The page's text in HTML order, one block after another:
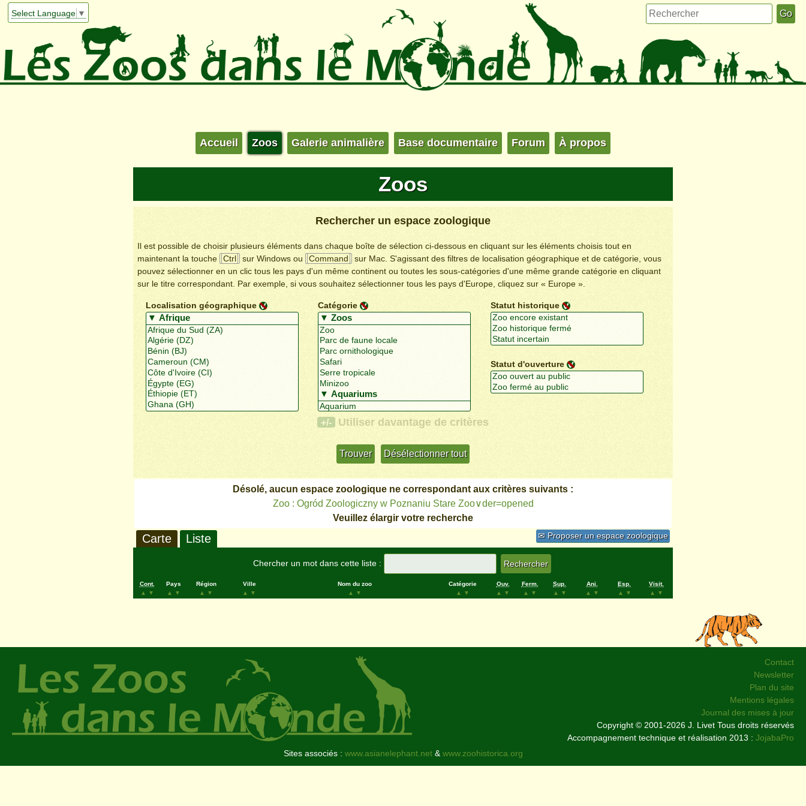
Select Language ▼
Accueil Zoos Galerie animalière Base documentaire Forum À propos
Zoos
Rechercher un espace zoologique
Il est possible de choisir plusieurs éléments dans chaque boîte de sélection ci-dessous en cliquant sur les éléments choisis tout en
maintenant la touche
Ctrl sur Windows ou Command
sur Mac. S'agissant des filtres de localisation géographique et de catégorie, vous
pouvez sélectionner en un clic tous les pays d'un même continent ou toutes les sous-catégories d'une même grande catégorie en cliquant
sur le titre correspondant. Par exemple, si vous souhaitez sélectionner tous les pays d'Europe, cliquez sur « Europe ».
Localisation géographique Catégorie Statut historique
Statut d'ouverture
+/- Utiliser davantage de critères
Désolé, aucun espace zoologique ne correspondant aux critères suivants :
Zoo : Ogród Zoologiczny w Poznaniu Stare Zoo∨der=opened
Veuillez élargir votre recherche
✉ Proposer un espace zoologique
Carte Liste
Chercher un mot dans cette liste :
Cont.
▲
▼
Pays
▲
▼
Région
▲
▼
Ville
▲
▼
Nom du zoo
▲
▼
Catégorie
▲
▼
Ouv.
▲
▼
Ferm.
▲
▼
Sup.
▲
▼
Ani.
▲
▼
Esp.
▲
▼
Visit.
▲
▼
Contact
Newsletter
Plan du site
Mentions légales
Journal des mises à jour
Copyright © 2001-2026 J. Livet Tous droits réservés
Accompagnement technique et réalisation 2013 : JojabaPro
Sites associés : www.asianelephant.net&www.zoohistorica.org